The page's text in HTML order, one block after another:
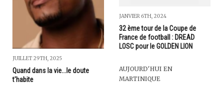
JUILLET 29TH, 2025
Quand dans la vie...le doute
t'habite
JANVIER 6TH, 2024
32 ème tour de la Coupe de
France de football : DREAD
LOSC pour le GOLDEN LION
AUJOURD'HUI EN
MARTINIQUE